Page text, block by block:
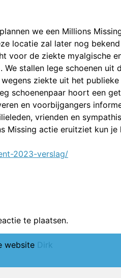
we een Millions
locatie zal later nog
voor de ziekte myalgische
stallen lege schoenen uit
ziekte uit het
schoenenpaar hoort een
en voorbijgangers
vrienden en
Missing actie eruitziet kun
2023-verslag/
te plaatsen.
website Dirk